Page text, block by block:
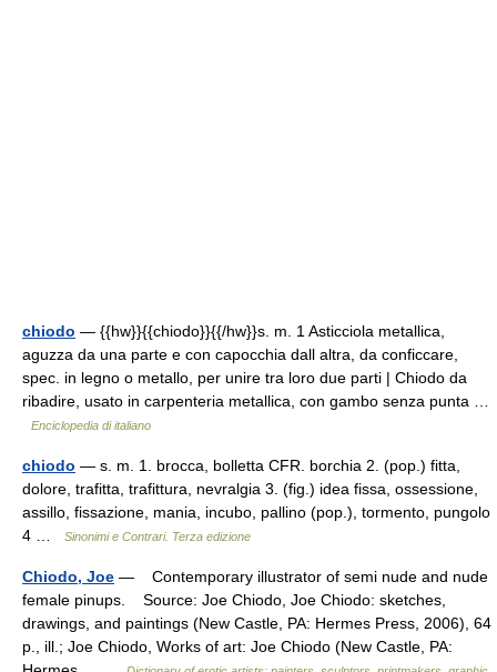
chiodo — {{hw}}{{chiodo}}{{/hw}}s. m. 1 Asticciola metallica,
aguzza da una parte e con capocchia dall altra, da conficcare,
spec. in legno o metallo, per unire tra loro due parti | Chiodo da
ribadire, usato in carpenteria metallica, con gambo senza punta …
Enciclopedia di italiano
chiodo — s. m. 1. brocca, bolletta CFR. borchia 2. (pop.) fitta,
dolore, trafitta, trafittura, nevralgia 3. (fig.) idea fissa, ossessione,
assillo, fissazione, mania, incubo, pallino (pop.), tormento, pungolo
4 …
Sinonimi e Contrari. Terza edizione
Chiodo, Joe — Contemporary illustrator of semi nude and nude
female pinups. Source: Joe Chiodo, Joe Chiodo: sketches,
drawings, and paintings (New Castle, PA: Hermes Press, 2006), 64
p., ill.; Joe Chiodo, Works of art: Joe Chiodo (New Castle, PA: